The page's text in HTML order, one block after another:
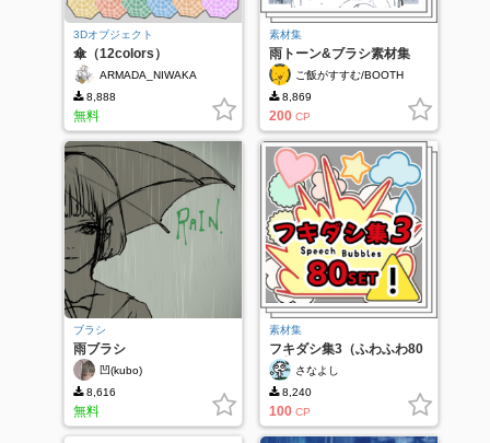
3Dオブジェクト
傘（12colors）
ARMADA_NIWAKA
8,888
無料
素材集
雨トーン&ブラシ素材集
ご飯がすすむ/BOOTH
8,869
200 CP
ブラシ
雨ブラシ
凹(kubo)
8,616
無料
素材集
フキダシ集3（ふわふわ80
種類）さなよし
8,240
100 CP